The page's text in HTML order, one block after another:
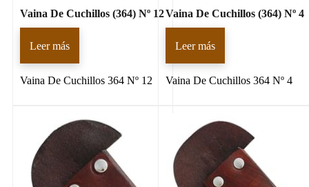
Vaina De Cuchillos (364) Nº 12
Leer más
Vaina De Cuchillos 364 Nº 12
Vaina De Cuchillos (364) Nº 4
Leer más
Vaina De Cuchillos 364 Nº 4